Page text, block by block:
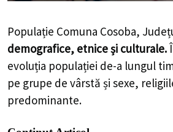
Populație Comuna Cosoba,
demografice, etnice și culturale.
evoluția populației de-a lungul
pe grupe de vârstă și sexe,
predominante.